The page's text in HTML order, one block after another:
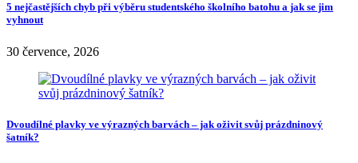
5 nejčastějších chyb při výběru studentského školního batohu a jak se jim
vyhnout
30 července, 2026
Dvoudílné plavky ve výrazných barvách – jak oživit svůj prázdninový
šatník?